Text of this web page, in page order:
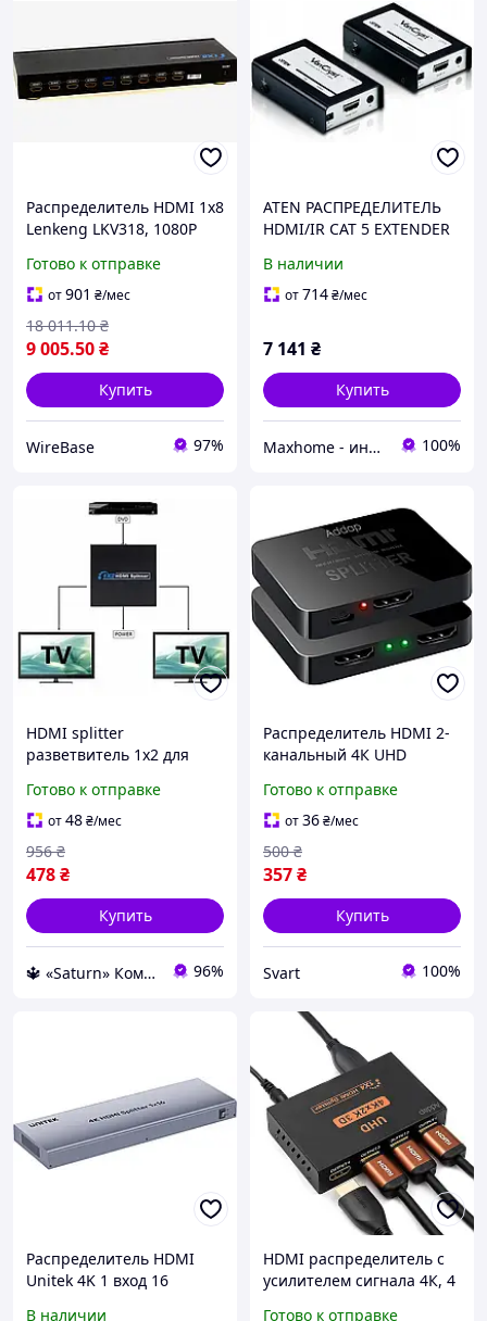
Распределитель HDMI 1x8
Lenkeng LKV318, 1080P
видео сигнала
Готово к отправке
от901 ₴/мес
9 005.50₴
18 011.10 ₴
Купить
WireBase 97%
ATEN РАСПРЕДЕЛИТЕЛЬ
HDMI/IR CAT 5 EXTENDER
В наличии
от714₴/мес
7 141 ₴
Купить
Maxhome - интернет магазин 100%
HDMI splitter
разветвитель 1x2 для
мониторов тв на 2 тв
Распределитель сигнала
hdmi
Готово к отправке
от48₴/мес
478₴
956 ₴
Купить
🔱 «Saturn» Компетентность! Качество товара! Быстрая отправка! ✅ 96%
Распределитель HDMI 2-
канальный 4К UHD
видеосигнала Addap HVS-
07 /Svart/ -stunning-
products-for-life-
Готово к отправке
от36₴/мес
357₴
500 ₴
Купить
Svart 100%
Распределитель HDMI
Unitek 4K 1 вход 16
В наличии
HDMI распределитель с
усилителем сигнала 4К, 4
Готово к отправке